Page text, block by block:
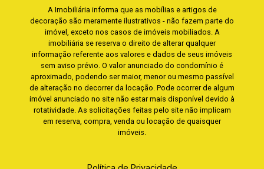
A Imobiliária informa que as mobílias e artigos de
decoração são meramente ilustrativos - não fazem parte do
imóvel, exceto nos casos de imóveis mobiliados. A
imobiliária se reserva o direito de alterar qualquer
informação referente aos valores e dados de seus imóveis
sem aviso prévio. O valor anunciado do condomínio é
aproximado, podendo ser maior, menor ou mesmo passível
de alteração no decorrer da locação. Pode ocorrer de algum
imóvel anunciado no site não estar mais disponível devido à
rotatividade. As solicitações feitas pelo site não implicam
em reserva, compra, venda ou locação de quaisquer
imóveis.